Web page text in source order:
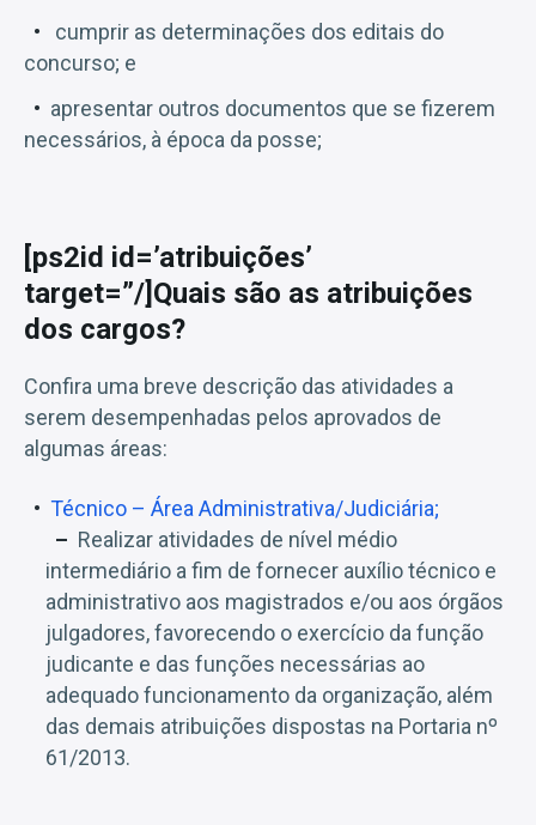
cumprir as determinações dos editais do
concurso; e
apresentar outros documentos que se fizerem
necessários, à época da posse;
[ps2id id=’atribuições’
target=”/]Quais são as atribuições
dos cargos?
Confira uma breve descrição das atividades a
serem desempenhadas pelos aprovados de
algumas áreas:
Técnico – Área Administrativa/Judiciária;
Realizar atividades de nível médio
intermediário a fim de fornecer auxílio técnico e
administrativo aos magistrados e/ou aos órgãos
julgadores, favorecendo o exercício da função
judicante e das funções necessárias ao
adequado funcionamento da organização, além
das demais atribuições dispostas na Portaria nº
61/2013.